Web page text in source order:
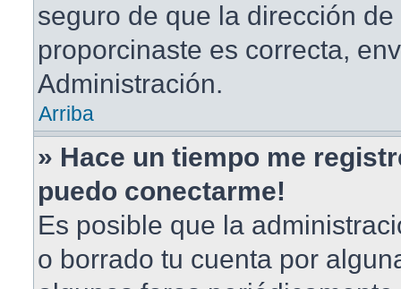
seguro de que la dirección
proporcinaste es correcta,
Administración.
Arriba
» Hace un tiempo me
puedo conectarme!
Es posible que la
o borrado tu cuenta por